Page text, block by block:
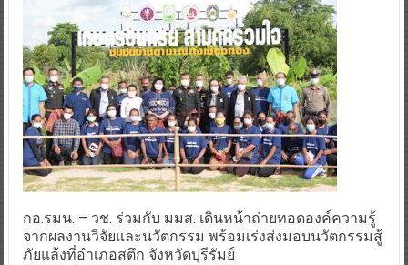
กอ.รมน. – วช. ร่วมกับ มมส. เดินหน้าถ่ายทอดองค์ความรู้
จากผลงานวิจัยและนวัตกรรม พร้อมเร่งส่งมอบนวัตกรรมสู้
ภัยแล้งที่อำเภอสตึก จังหวัดบุรีรัมย์